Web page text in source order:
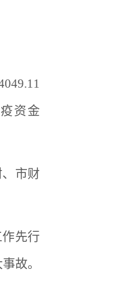
资金
市财
先行
故。